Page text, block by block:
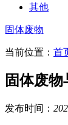
其他
固体废物
当前位置： 首
固体废
发布时间：